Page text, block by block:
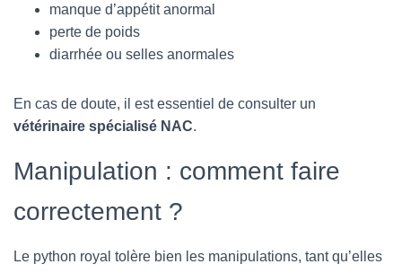
manque d’appétit anormal
perte de poids
diarrhée ou selles anormales
En cas de doute, il est essentiel de consulter un
vétérinaire spécialisé NAC.
Manipulation : comment faire
correctement ?
Le python royal tolère bien les manipulations, tant qu’elles